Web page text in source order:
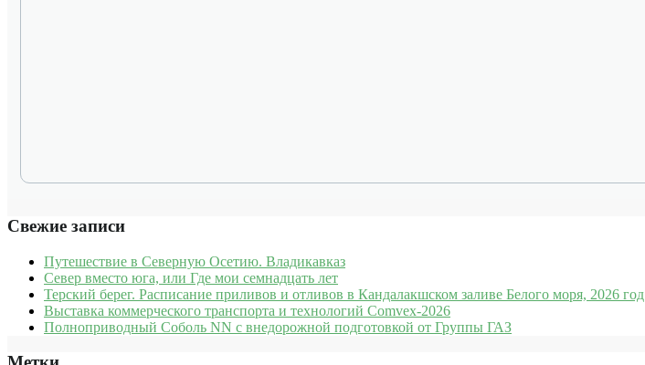
Свежие записи
Путешествие в Северную Осетию. Владикавказ
Север вместо юга, или Где мои семнадцать лет
Терский берег. Расписание приливов и отливов в Кандалакшском заливе Белого моря, 2026 год
Выставка коммерческого транспорта и технологий Comvex-2026
Полноприводный Соболь NN с внедорожной подготовкой от Группы ГАЗ